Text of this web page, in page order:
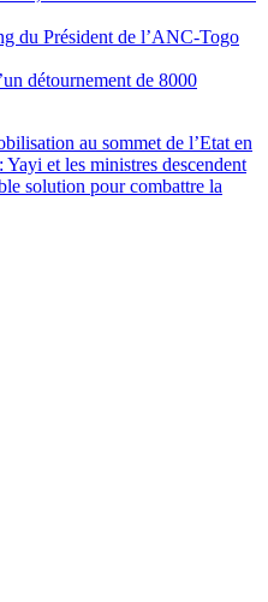
du Président de l’ANC-Togo
détournement de 8000
au sommet de l’Etat en
et les ministres descendent
solution pour combattre la